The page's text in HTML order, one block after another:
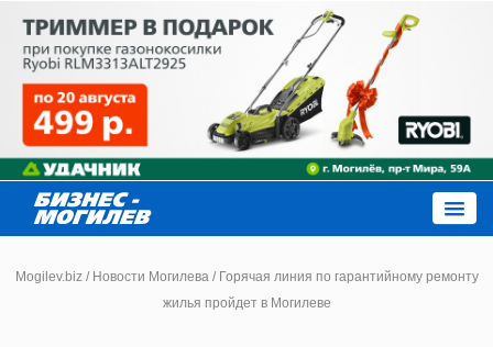
Mogilev.biz / Новости Могилева /Горячая линия по гарантийному ремонту
жилья пройдет в Могилеве